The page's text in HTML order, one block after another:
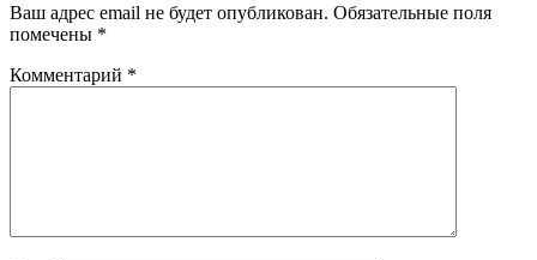
Ваш адрес email не будет опубликован. Обязательные поля
помечены *
Комментарий *